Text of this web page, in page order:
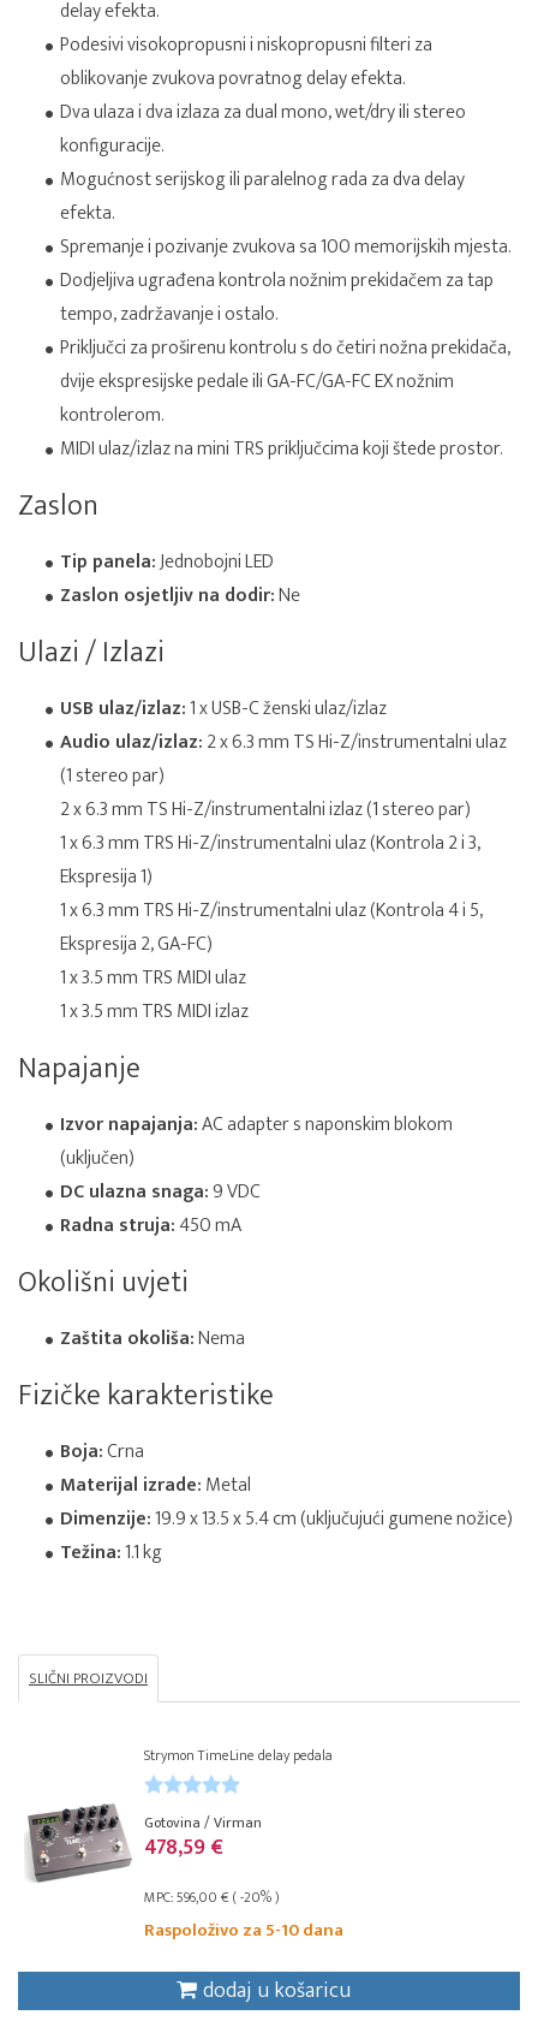
delay efekta.
Podesivi visokopropusni i niskopropusni filteri za
oblikovanje zvukova povratnog delay efekta.
Dva ulaza i dva izlaza za dual mono, wet/dry ili stereo
konfiguracije.
Mogućnost serijskog ili paralelnog rada za dva delay
efekta.
Spremanje i pozivanje zvukova sa 100 memorijskih mjesta.
Dodjeljiva ugrađena kontrola nožnim prekidačem za tap
tempo, zadržavanje i ostalo.
Priključci za proširenu kontrolu s do četiri nožna prekidača,
dvije ekspresijske pedale ili GA-FC/GA-FC EX nožnim
kontrolerom.
MIDI ulaz/izlaz na mini TRS priključcima koji štede prostor.
Zaslon
Tip panela:Jednobojni LED
Zaslon osjetljiv na dodir:Ne
Ulazi / Izlazi
USB ulaz/izlaz:1 x USB-C ženski ulaz/izlaz
Audio ulaz/izlaz:2 x 6.3 mm TS Hi-Z/instrumentalni ulaz
(1 stereo par)
2 x 6.3 mm TS Hi-Z/instrumentalni izlaz (1 stereo par)
1 x 6.3 mm TRS Hi-Z/instrumentalni ulaz (Kontrola 2 i 3,
Ekspresija 1)
1 x 6.3 mm TRS Hi-Z/instrumentalni ulaz (Kontrola 4 i 5,
Ekspresija 2, GA-FC)
1 x 3.5 mm TRS MIDI ulaz
1 x 3.5 mm TRS MIDI izlaz
Napajanje
Izvor napajanja:AC adapter s naponskim blokom
(uključen)
DC ulazna snaga:9 VDC
Radna struja:450 mA
Okolišni uvjeti
Zaštita okoliša:Nema
Fizičke karakteristike
Boja:Crna
Materijal izrade:Metal
Dimenzije:19.9 x 13.5 x 5.4 cm (uključujući gumene nožice)
Težina:1.1 kg
SLIČNI PROIZVODI
Strymon TimeLine delay pedala
Gotovina / Virman
478,59 €
MPC: 596,00 € ( -20% )
Raspoloživo za 5-10 dana
dodaj u košaricu